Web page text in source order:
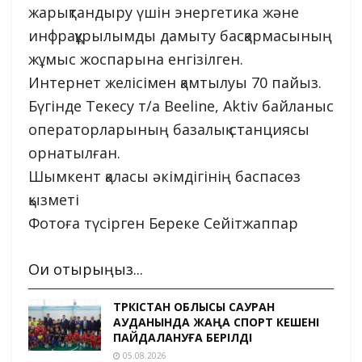
жарықтандыру үшін энергетика және
инфрақұрылымды дамыту басқармасының
жұмыс жоспарына енгізілген.
Интернет желісімен қамтылуы 70 пайыз.
Бүгінде Текесу т/а Beеline, Aktiv байланыс
операторларының базалық станциясы
орнатылған.
Шымкент қаласы әкімдігінің баспасөз
қызметі
Фотоға түсірген Береке Сейітжаппар
Оқи отырыңыз...
ТҮРКІСТАН ОБЛЫСЫ САУРАН
АУДАНЫНДА ЖАҢА СПОРТ КЕШЕНІ
ПАЙДАЛАНУҒА БЕРІЛДІ
05.08.2026